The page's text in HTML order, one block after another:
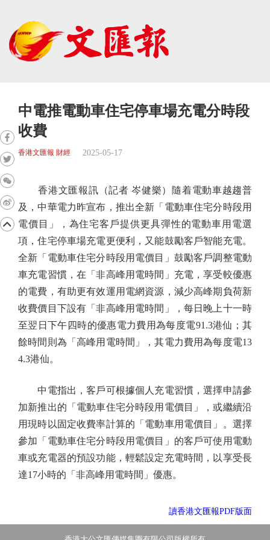
中電推電動車住宅停車場充電分時段
收費
香港文匯報 財經 2025-05-17
香港文匯報訊（記者 岑健樂）隨着電動車越趨普
及，中華電力昨宣布，推出全新「電動車住宅分時段用
電價目」，為住宅客戶提供更具彈性的電動車用電選
項，住宅停車場充電更便利，又能鼓勵客戶智能充電。
全新「電動車住宅分時段用電價目」鼓勵客戶調整電動
車充電習慣，在「非高峰用電時間」充電，享受較優惠
的電費，有助更有效運用電網資源，減少高峰期負荷新
收費價目下設有「非高峰用電時間」，每日晚上十一時
至翌日下午四時的優惠電力費用為每度電91.3港仙；其
餘時間則為「高峰用電時間」，其電力費用為每度電13
4.3港仙。
中電指出，客戶可根據個人充電習慣，選擇申請參
加新推出的「電動車住宅分時段用電價目」，或繼續沿
用現時以固定收費率計算的「電動車用電價目」。選擇
參加「電動車住宅分時段用電價目」的客戶可使用電動
車或充電器的預設功能，輕鬆設定充電時間，以享受長
達17小時的「非高峰用電時間」優惠。
讀香港文匯報PDF版面